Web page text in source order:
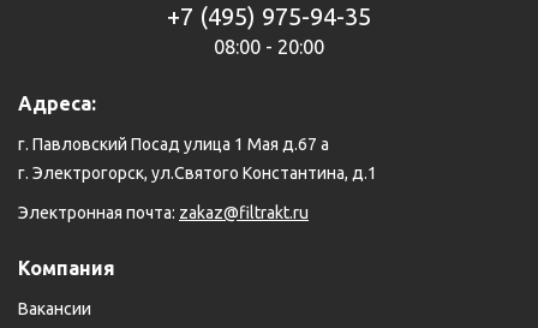
+7 (495) 975-94-35
08:00 - 20:00
Адреса:
г. Павловский Посад улица 1 Мая д.67 а
г. Электрогорск, ул.Святого Константина, д.1
Электронная почта: zakaz@filtrakt.ru
Компания
Вакансии